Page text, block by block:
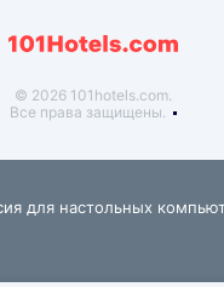
© 2026 101hotels.com.
Все права защищены.
для настольных